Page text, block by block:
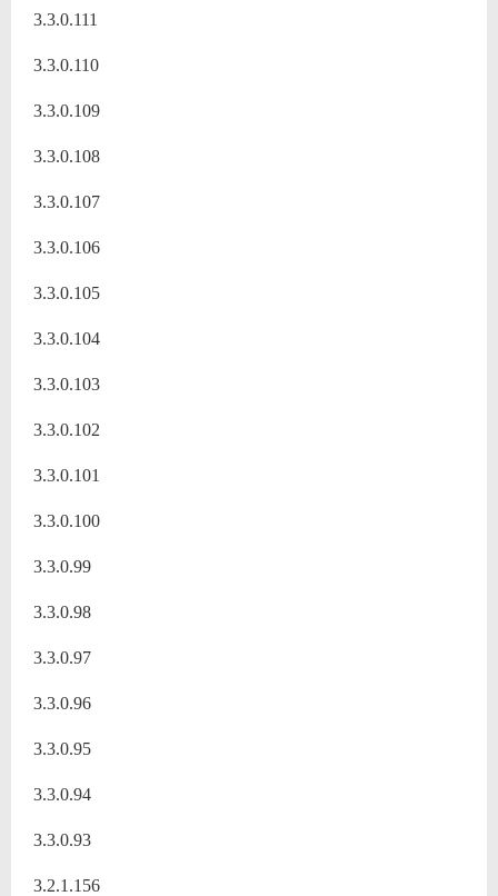
3.3.0.111
3.3.0.110
3.3.0.109
3.3.0.108
3.3.0.107
3.3.0.106
3.3.0.105
3.3.0.104
3.3.0.103
3.3.0.102
3.3.0.101
3.3.0.100
3.3.0.99
3.3.0.98
3.3.0.97
3.3.0.96
3.3.0.95
3.3.0.94
3.3.0.93
3.2.1.156